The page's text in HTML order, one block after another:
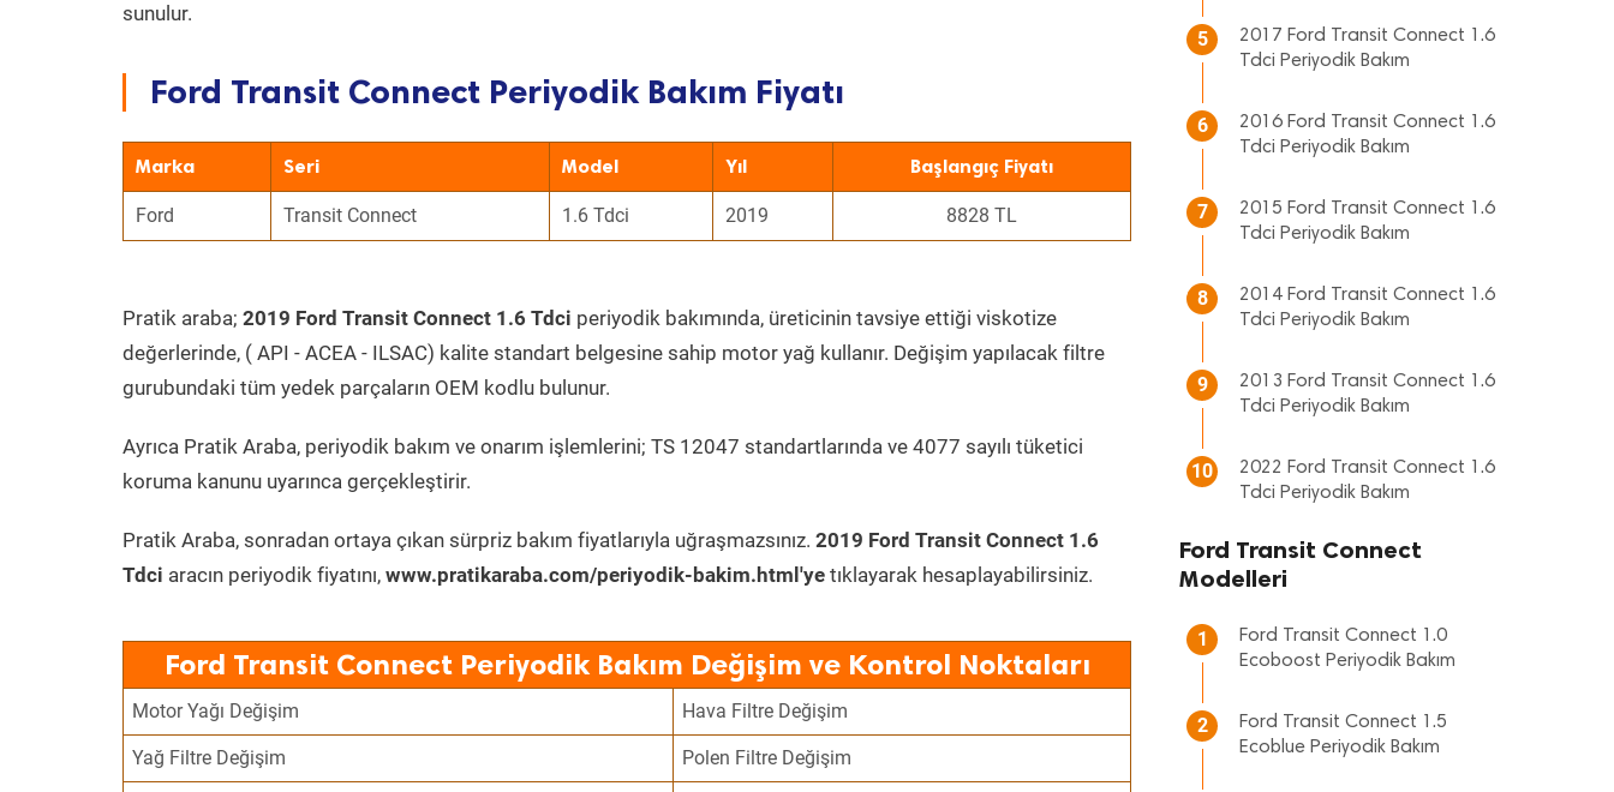
sunulur.
Ford Transit Connect Periyodik Bakım Fiyatı
Marka Seri Model Yıl Başlangıç Fiyatı
Ford Transit Connect 1.6 Tdci 2019 8828 TL
Pratik araba; 2019 Ford Transit Connect 1.6 Tdci periyodik bakımında, üreticinin tavsiye ettiği viskotize
değerlerinde, ( API - ACEA - ILSAC) kalite standart belgesine sahip motor yağ kullanır. Değişim yapılacak filtre
gurubundaki tüm yedek parçaların OEM kodlu bulunur.
Ayrıca Pratik Araba, periyodik bakım ve onarım işlemlerini; TS 12047 standartlarında ve 4077 sayılı tüketici
koruma kanunu uyarınca gerçekleştirir.
Pratik Araba, sonradan ortaya çıkan sürpriz bakım fiyatlarıyla uğraşmazsınız. 2019 Ford Transit Connect 1.6
Tdci aracın periyodik fiyatını, www.pratikaraba.com/periyodik-bakim.html'ye tıklayarak hesaplayabilirsiniz.
Ford Transit Connect Periyodik Bakım Değişim ve Kontrol Noktaları
Motor Yağı Değişim Hava Filtre Değişim
Yağ Filtre Değişim Polen Filtre Değişim
5
2017 Ford Transit Connect 1.6
Tdci Periyodik Bakım
6
2016 Ford Transit Connect 1.6
Tdci Periyodik Bakım
7
2015 Ford Transit Connect 1.6
Tdci Periyodik Bakım
8
2014 Ford Transit Connect 1.6
Tdci Periyodik Bakım
9
2013 Ford Transit Connect 1.6
Tdci Periyodik Bakım
10
2022 Ford Transit Connect 1.6
Tdci Periyodik Bakım
Ford Transit Connect
Modelleri
1
Ford Transit Connect 1.0
Ecoboost Periyodik Bakım
2
Ford Transit Connect 1.5
Ecoblue Periyodik Bakım